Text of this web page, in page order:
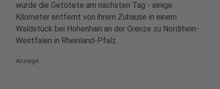
wurde die Getötete am nächsten Tag - einige
Kilometer entfernt von ihrem Zuhause in einem
Waldstück bei Hohenhain an der Grenze zu Nordrhein-
Westfalen in Rheinland-Pfalz.
Anzeige